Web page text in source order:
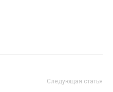
Следующая статья